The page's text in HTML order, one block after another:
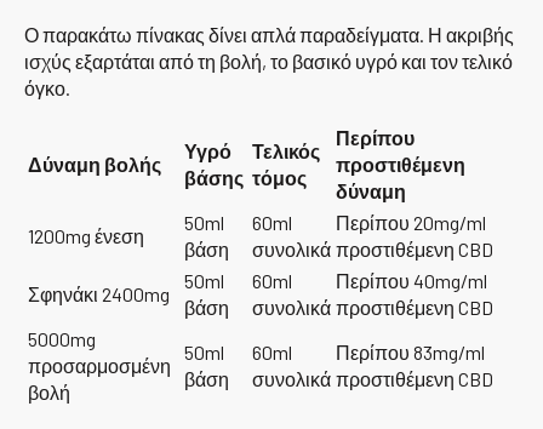
Ο παρακάτω πίνακας δίνει απλά παραδείγματα. Η ακριβής
ισχύς εξαρτάται από τη βολή, το βασικό υγρό και τον τελικό
όγκο.
Δύναμη βολής
Υγρό
βάσης
Τελικός
τόμος
Περίπου
προστιθέμενη
δύναμη
1200mg ένεση
50ml
βάση
60ml
συνολικά
Περίπου 20mg/ml
προστιθέμενη CBD
Σφηνάκι 2400mg
50ml
βάση
60ml
συνολικά
Περίπου 40mg/ml
προστιθέμενη CBD
5000mg
προσαρμοσμένη
βολή
50ml
βάση
60ml
συνολικά
Περίπου 83mg/ml
προστιθέμενη CBD